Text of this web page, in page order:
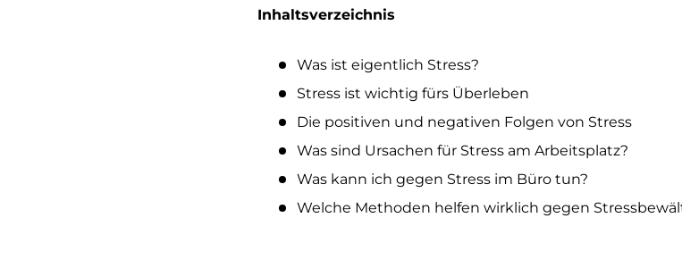
Inhaltsverzeichnis
Was ist eigentlich Stress?
Stress ist wichtig fürs Überleben
Die positiven und negativen Folgen von Stress
Was sind Ursachen für Stress am Arbeitsplatz?
Was kann ich gegen Stress im Büro tun?
Welche Methoden helfen wirklich gegen